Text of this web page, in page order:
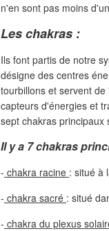
n'en sont pas moins
Les chakras :
Ils font partis de notre
désigne des centres
tourbillons et servent
capteurs d'énergies et
sept chakras principaux
Il y a 7 chakras
- chakra racine : situé à
- chakra sacré : situé
- chakra du plexus